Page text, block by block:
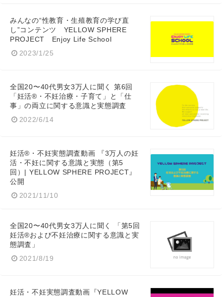
みんなの“性教育・生殖教育の学び直
し”コンテンツ YELLOW SPHERE
PROJECT Enjoy Life School
2023/1/25
全国20〜40代男女3万人に聞く 第6回
「妊活®・不妊治療・子育て」と「仕
事」の両立に関する意識と実態調査
2022/6/14
妊活®・不妊実態調査動画 『3万人の妊
活・不妊に関する意識と実態（第5
回）| YELLOW SPHERE PROJECT』
公開
2021/11/10
全国20〜40代男女3万人に聞く 「第5回
妊活®および不妊治療に関する意識と実
態調査」
2021/8/19
妊活・不妊実態調査動画『YELLOW